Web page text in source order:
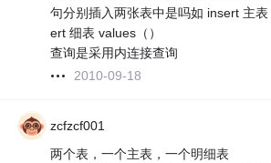
句分别插入两张表中是吗如 insert 主
ert 细表 values（）
查询是采用内连接查询
2010-09-18
zcfzcf001
两个表，一个主表，一个明细表